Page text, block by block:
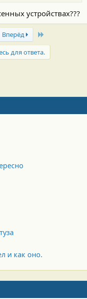
устройствах???
Вперёд
для ответа.
и как оно.